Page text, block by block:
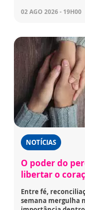
02 AGO 2026 - 19H00
NOTÍCIAS
O poder do
libertar o
Entre fé,
semana mergulha